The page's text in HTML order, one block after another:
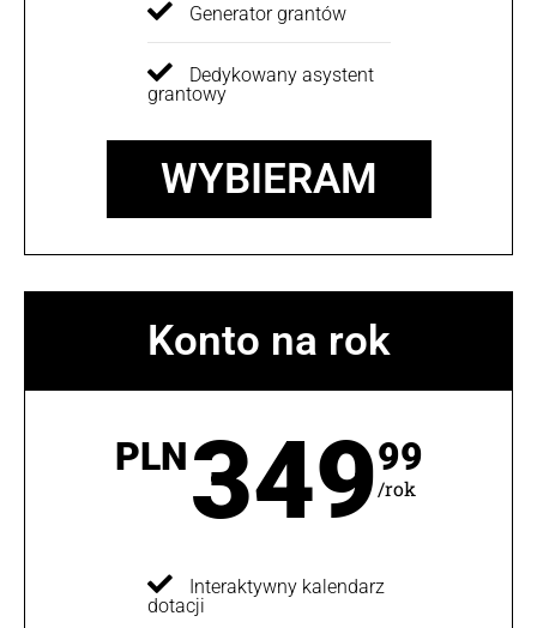
Generator grantów
Dedykowany asystent
grantowy
WYBIERAM
Konto na rok
PLN34999
/rok
Interaktywny kalendarz
dotacji